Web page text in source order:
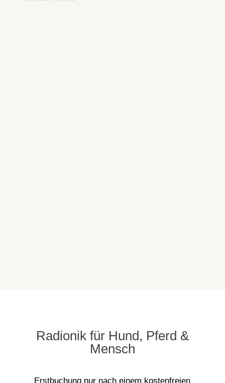
Radionik für Hund, Pferd &
Mensch
Erstbuchung nur nach einem kostenfreien